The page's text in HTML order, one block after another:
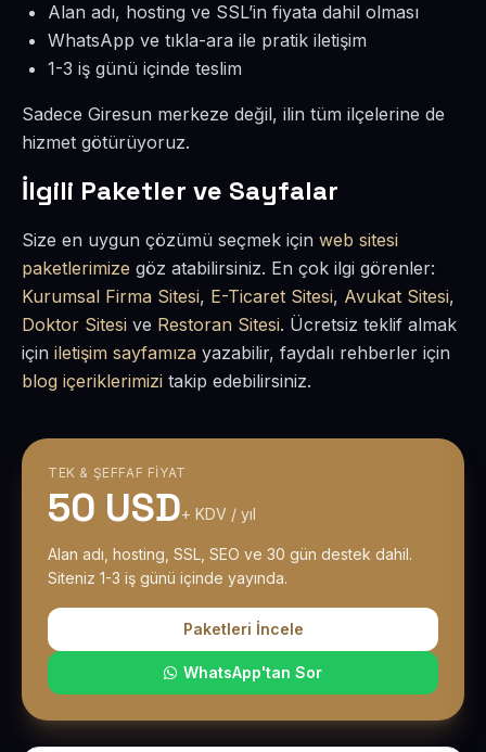
Alan adı, hosting ve SSL’in fiyata dahil olması
WhatsApp ve tıkla-ara ile pratik iletişim
1-3 iş günü içinde teslim
Sadece Giresun merkeze değil, ilin tüm ilçelerine de
hizmet götürüyoruz.
İlgili Paketler ve Sayfalar
Size en uygun çözümü seçmek için web sitesi
paketlerimize göz atabilirsiniz. En çok ilgi görenler:
Kurumsal Firma Sitesi, E-Ticaret Sitesi, Avukat Sitesi,
Doktor Sitesi ve Restoran Sitesi. Ücretsiz teklif almak
için iletişim sayfamıza yazabilir, faydalı rehberler için
blog içeriklerimizi takip edebilirsiniz.
TEK & ŞEFFAF FIYAT
50 USD+ KDV / yıl
Alan adı, hosting, SSL, SEO ve 30 gün destek dahil.
Siteniz 1-3 iş günü içinde yayında.
Paketleri İncele
WhatsApp'tan Sor